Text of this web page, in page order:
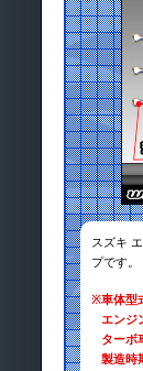
スズキ
プです。
※車体型
エンジ
ターボ
製造時